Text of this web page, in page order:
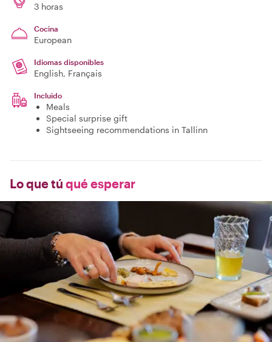
3 horas
Cocina
European
Idiomas disponibles
English, Français
Incluido
Meals
Special surprise gift
Sightseeing recommendations in Tallinn
Lo que tú qué esperar